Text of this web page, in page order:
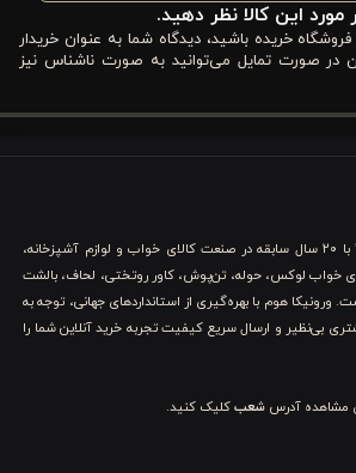
آلرژیک داشته باشید.
طراحی شده که به خوبی با فرم سر و گردن
پشتیبانی لازم را فراهم می‌کند و برای
این کالا نظر دهید.
خریده باشید، دیدگاه شما به عنوان خریدار
صورت تمایل می‌توانید به صورت ناشناس نیز
با ۲۰ سال سابقه در صنعت کالای خواب و لوازم آشپزخانه،
خواب لوکس، حوله، تن‌پوش، کاور روتختی، لحاف، بالشت
ورونیکا هوم با بهره‌گیری از استانداردهای جهانی، توجه به
بی‌نظیر و ارسال سریع کیفیت تجربه خرید آنلاین شما را
شعبکلیک کنید.